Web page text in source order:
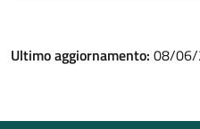
Ultimo aggiornamento: 08/06/